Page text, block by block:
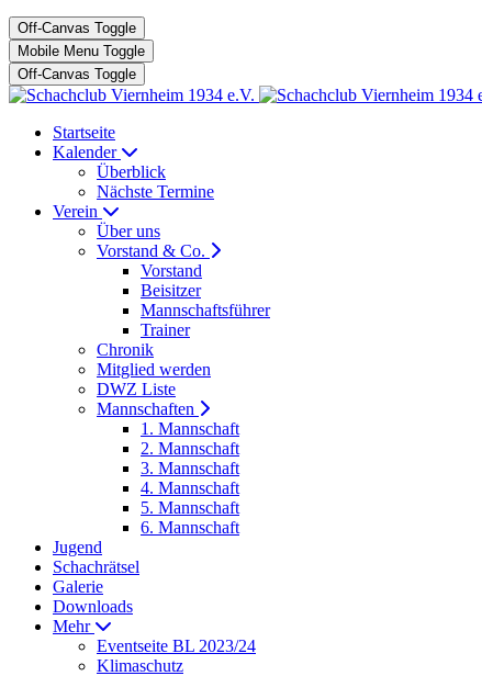
Off-Canvas Toggle
Mobile Menu Toggle
Off-Canvas Toggle
Startseite
Kalender
Überblick
Nächste Termine
Verein
Über uns
Vorstand & Co.
Vorstand
Beisitzer
Mannschaftsführer
Trainer
Chronik
Mitglied werden
DWZ Liste
Mannschaften
1. Mannschaft
2. Mannschaft
3. Mannschaft
4. Mannschaft
5. Mannschaft
6. Mannschaft
Jugend
Schachrätsel
Galerie
Downloads
Mehr
Eventseite BL 2023/24
Klimaschutz